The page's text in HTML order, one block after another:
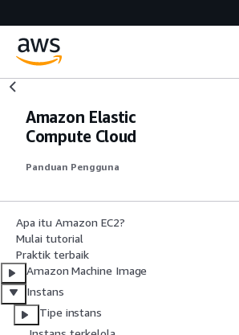
Amazon Elastic
Compute Cloud
Panduan Pengguna
Apa itu Amazon EC2?
Mulai tutorial
Praktik terbaik
Amazon Machine Image
Instans
Tipe instans